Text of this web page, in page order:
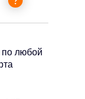
по любой